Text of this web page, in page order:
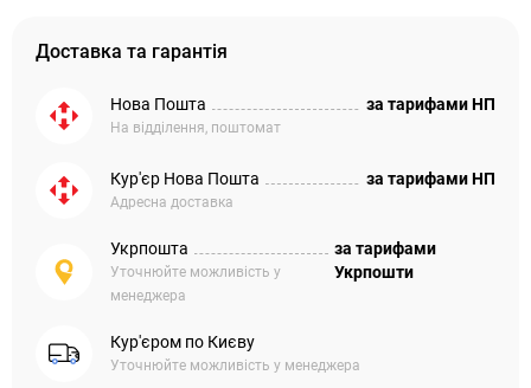
Доставка та гарантія
Нова Пошта
На відділення, поштомат
за тарифами НП
Кур'єр Нова Пошта
Адресна доставка
за тарифами НП
Укрпошта
Уточнюйте можливість у
менеджера
за тарифами
Укрпошти
Кур'єром по Києву
Уточнюйте можливість у менеджера